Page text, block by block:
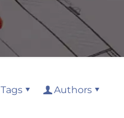
Tags Authors